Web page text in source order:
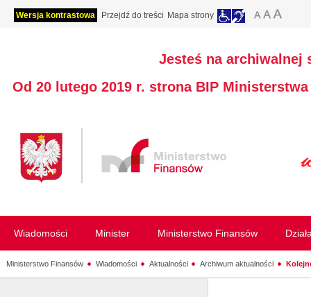
Wersja kontrastowa Przejdź do treści Mapa strony
Jesteś na archiwalnej
Od 20 lutego 2019 r. strona BIP
Wiadomości Minister Ministerstwo Finansów
Ministerstwo Finansów Wiadomości Aktualności Archiwum aktualności